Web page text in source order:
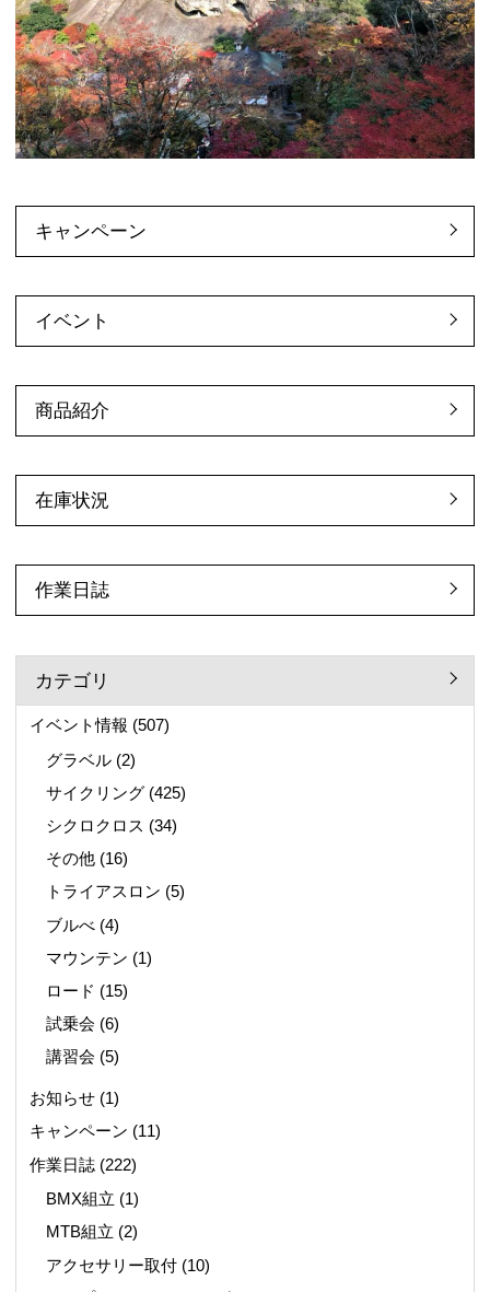
キャンペーン
イベント
商品紹介
在庫状況
作業日誌
カテゴリ
イベント情報 (507)
グラベル (2)
サイクリング (425)
シクロクロス (34)
その他 (16)
トライアスロン (5)
ブルべ (4)
マウンテン (1)
ロード (15)
試乗会 (6)
講習会 (5)
お知らせ(1)
キャンペーン (11)
作業日誌(222)
BMX組立 (1)
MTB組立 (2)
アクセサリー取付 (10)